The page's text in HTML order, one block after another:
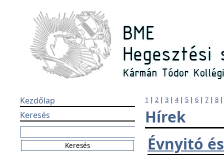
Kezdőlap
Keresés
1 | 2 | 3 | 4| 5 | 6 | 7 | 8
Hírek
Évnyitó